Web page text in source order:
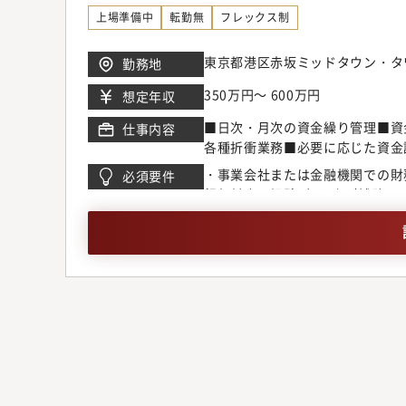
上場準備中 転勤無 フレックス制
勤務地
東京都港区赤坂ミッドタウン・
想定年収
350万円～ 600万円
仕事内容
■日次・月次の資金繰り管理■資
各種折衝業務■必要に応じた資
必須要件
・事業会社または金融機関での
銀行対応の経験1年以上（補助
トの実務経験